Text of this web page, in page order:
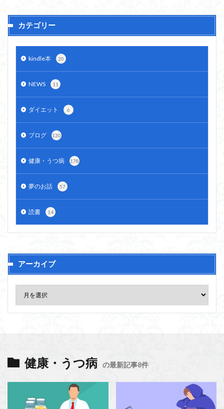
カテゴリー
kindle本 20
NEWS 11
ダイエット 6
ブログ 130
健康・うつ病 178
夢のお話 57
読書 14
アーカイブ
健康・うつ病 の最新記事8件